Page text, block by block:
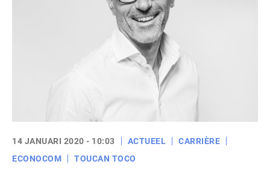
14 JANUARI 2020 - 10:03 ACTUEEL
CARRIÈRE
ECONOCOM
TOUCAN TOCO